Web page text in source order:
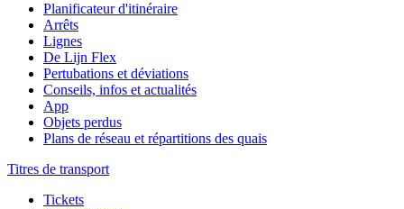
Planificateur d'itinéraire
Arrêts
Lignes
De Lijn Flex
Pertubations et déviations
Conseils, infos et actualités
App
Objets perdus
Plans de réseau et répartitions des quais
Titres de transport
Tickets